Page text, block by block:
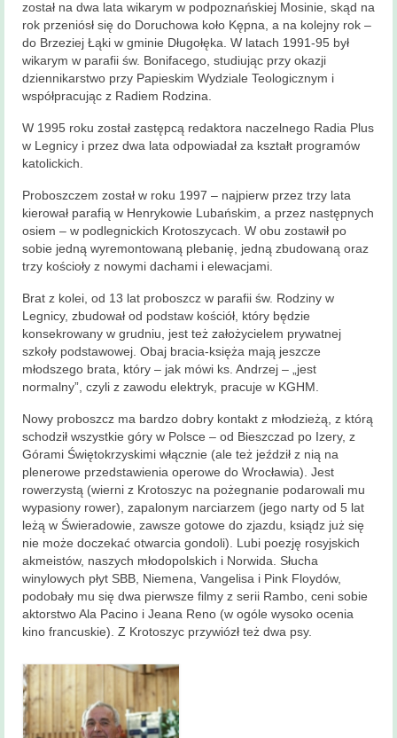
został na dwa lata wikarym w podpoznańskiej Mosinie, skąd na
rok przeniósł się do Doruchowa koło Kępna, a na kolejny rok –
do Brzeziej Łąki w gminie Długołęka. W latach 1991-95 był
wikarym w parafii św. Bonifacego, studiując przy okazji
dziennikarstwo przy Papieskim Wydziale Teologicznym i
współpracując z Radiem Rodzina.
W 1995 roku został zastępcą redaktora naczelnego Radia Plus
w Legnicy i przez dwa lata odpowiadał za kształt programów
katolickich.
Proboszczem został w roku 1997 – najpierw przez trzy lata
kierował parafią w Henrykowie Lubańskim, a przez następnych
osiem – w podlegnickich Krotoszycach. W obu zostawił po
sobie jedną wyremontowaną plebanię, jedną zbudowaną oraz
trzy kościoły z nowymi dachami i elewacjami.
Brat z kolei, od 13 lat proboszcz w parafii św. Rodziny w
Legnicy, zbudował od podstaw kościół, który będzie
konsekrowany w grudniu, jest też założycielem prywatnej
szkoły podstawowej. Obaj bracia-księża mają jeszcze
młodszego brata, który – jak mówi ks. Andrzej – „jest
normalny”, czyli z zawodu elektryk, pracuje w KGHM.
Nowy proboszcz ma bardzo dobry kontakt z młodzieżą, z którą
schodził wszystkie góry w Polsce – od Bieszczad po Izery, z
Górami Świętokrzyskimi włącznie (ale też jeździł z nią na
plenerowe przedstawienia operowe do Wrocławia). Jest
rowerzystą (wierni z Krotoszyc na pożegnanie podarowali mu
wypasiony rower), zapalonym narciarzem (jego narty od 5 lat
leżą w Świeradowie, zawsze gotowe do zjazdu, ksiądz już się
nie może doczekać otwarcia gondoli). Lubi poezję rosyjskich
akmeistów, naszych młodopolskich i Norwida. Słucha
winylowych płyt SBB, Niemena, Vangelisa i Pink Floydów,
podobały mu się dwa pierwsze filmy z serii Rambo, ceni sobie
aktorstwo Ala Pacino i Jeana Reno (w ogóle wysoko ocenia
kino francuskie). Z Krotoszyc przywiózł też dwa psy.